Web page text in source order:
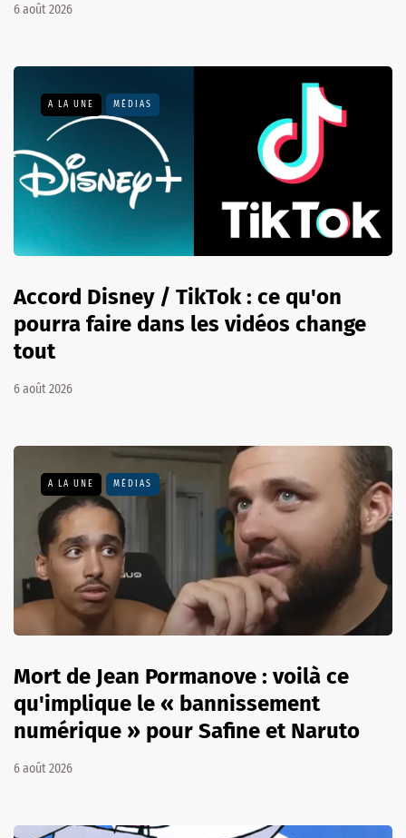
6 août 2026
A LA UNE MÉDIAS
Accord Disney / TikTok : ce qu'on
pourra faire dans les vidéos change
tout
6 août 2026
A LA UNE MÉDIAS
Mort de Jean Pormanove : voilà ce
qu'implique le « bannissement
numérique » pour Safine et Naruto
6 août 2026